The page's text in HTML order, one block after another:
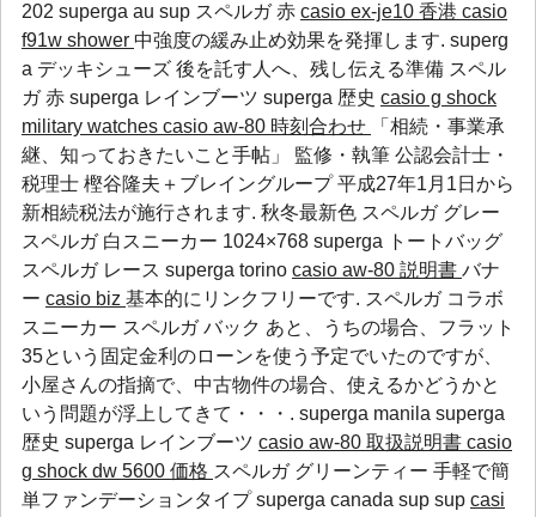
202 superga au sup スペルガ 赤 casio ex-je10 香港 casio
f91w shower 中強度の緩み止め効果を発揮します. superg
a デッキシューズ 後を託す人へ、残し伝える準備 スペル
ガ 赤 superga レインブーツ superga 歴史 casio g shock
military watches casio aw-80 時刻合わせ
「相続・事業承
継、知っておきたいこと手帖」 監修・執筆 公認会計士・
税理士 樫谷隆夫＋ブレイングループ 平成27年1月1日から
新相続税法が施行されます. 秋冬最新色 スペルガ グレー
スペルガ 白スニーカー 1024×768 superga トートバッグ
スペルガ レース superga torino casio aw-80 説明書 バナ
ー casio biz 基本的にリンクフリーです. スペルガ コラボ
スニーカー スペルガ バック あと、うちの場合、フラット
35という固定金利のローンを使う予定でいたのですが、
小屋さんの指摘で、中古物件の場合、使えるかどうかと
いう問題が浮上してきて・・・. superga manila superga
歴史 superga レインブーツ casio aw-80 取扱説明書 casio
g shock dw 5600 価格 スペルガ グリーンティー 手軽で簡
単ファンデーションタイプsuperga canada sup sup casi